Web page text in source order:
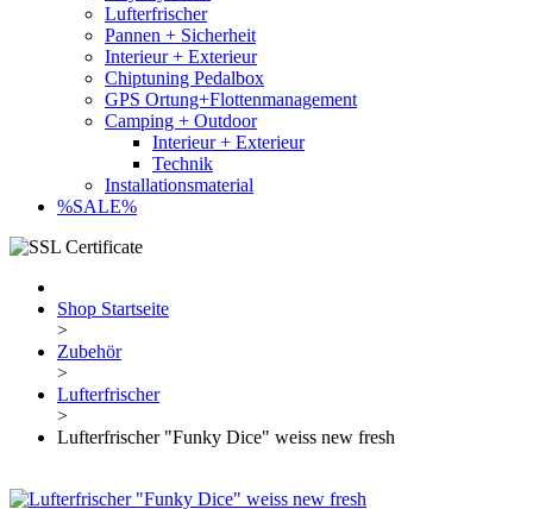
Lufterfrischer
Pannen + Sicherheit
Interieur + Exterieur
Chiptuning Pedalbox
GPS Ortung+Flottenmanagement
Camping + Outdoor
Interieur + Exterieur
Technik
Installationsmaterial
%SALE%
Shop Startseite
>
Zubehör
>
Lufterfrischer
>
Lufterfrischer "Funky Dice" weiss new fresh